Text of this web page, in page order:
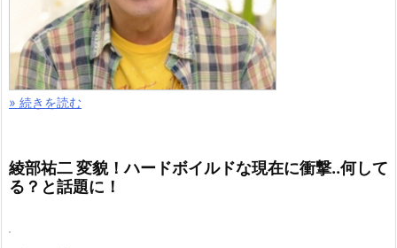
» 続きを読む
綾部祐二 変貌！ハードボイルドな現在に衝撃..何して
る？と話題に！